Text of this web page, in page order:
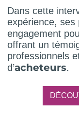
Dans cette
expérience, ses
engagement
offrant un
professionnels
d’acheteurs.